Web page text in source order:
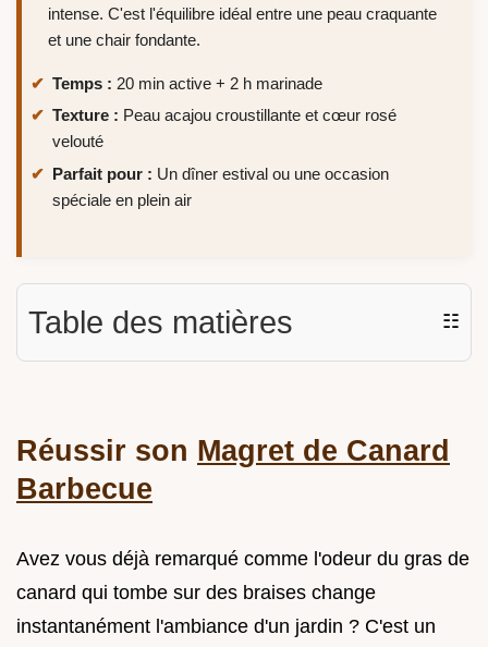
intense. C'est l'équilibre idéal entre une peau craquante
et une chair fondante.
Temps : 20 min active + 2 h marinade
Texture : Peau acajou croustillante et cœur rosé
velouté
Parfait pour : Un dîner estival ou une occasion
spéciale en plein air
Table des matières ☷
Réussir son Magret de Canard
Barbecue
Avez vous déjà remarqué comme l'odeur du gras de
canard qui tombe sur des braises change
instantanément l'ambiance d'un jardin ? C'est un